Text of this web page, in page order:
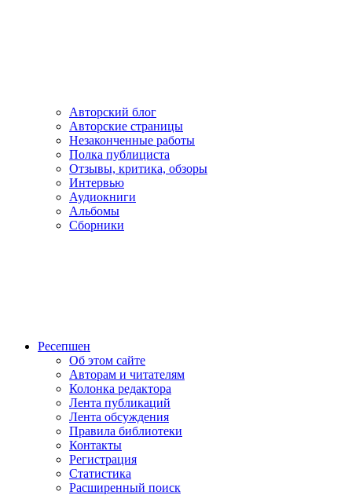
Авторский блог
Авторские страницы
Незаконченные работы
Полка публициста
Отзывы, критика, обзоры
Интервью
Аудиокниги
Альбомы
Сборники
Ресепшен
Об этом сайте
Авторам и читателям
Колонка редактора
Лента публикаций
Лента обсуждения
Правила библиотеки
Контакты
Регистрация
Статистика
Расширенный поиск